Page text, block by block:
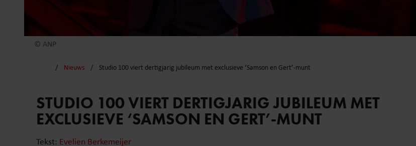
© ANP
Nieuws Studio 100 viert dertigjarig jubileum met exclusieve ‘Samson en Gert’-munt
STUDIO 100 VIERT DERTIGJARIG JUBILEUM MET
EXCLUSIEVE ‘SAMSON EN GERT’-MUNT
Tekst: Evelien Berkemeijer